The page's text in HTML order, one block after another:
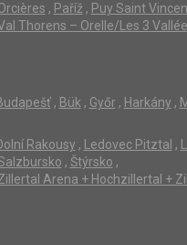
, Paříž, Puy Saint
Thorens – Orelle/Les 3
, Bük, Győr , Harkány ,
Rakousy , Ledovec Pitztal ,
, Štýrsko ,
Arena + Hochzillertal +